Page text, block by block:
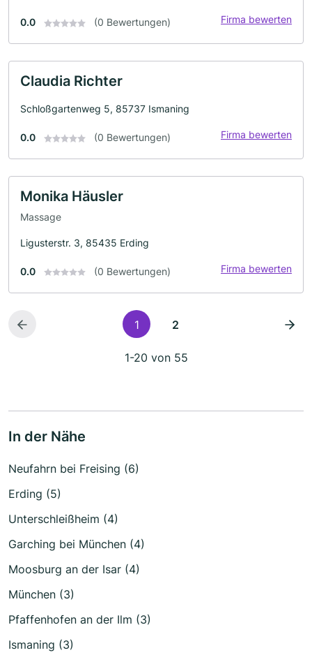
0.0 (0 Bewertungen) Firma bewerten
Claudia Richter
Schloßgartenweg 5, 85737 Ismaning
0.0 (0 Bewertungen) Firma bewerten
Monika Häusler
Massage
Ligusterstr. 3, 85435 Erding
0.0 (0 Bewertungen) Firma bewerten
1 2
1-20 von 55
In der Nähe
Neufahrn bei Freising (6)
Erding (5)
Unterschleißheim (4)
Garching bei München (4)
Moosburg an der Isar (4)
München (3)
Pfaffenhofen an der Ilm (3)
Ismaning (3)